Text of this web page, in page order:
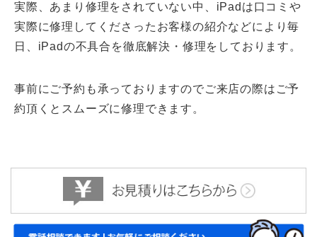
実際、あまり修理をされていない中、iPadは口コミや
実際に修理してくださったお客様の紹介などにより毎
日、iPadの不具合を徹底解決・修理をしております。
事前にご予約も承っておりますのでご来店の際はご予
約頂くとスムーズに修理できます。